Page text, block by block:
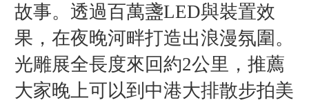
故事。 透過百萬盞LED與裝置效
果，在夜晚河畔打造出浪漫氛圍。
光雕展全長度來回約2公里，推薦
大家晚上可以到中港大排散步拍美